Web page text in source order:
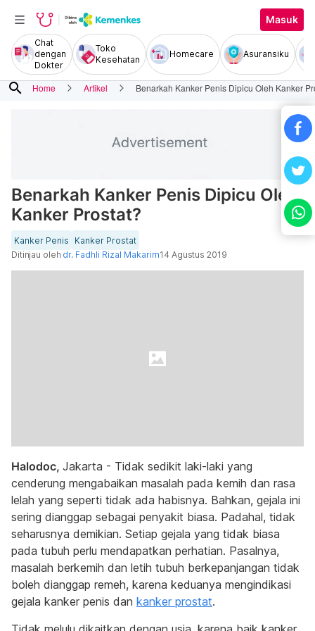
Masuk
Chat
dengan
Dokter
Toko
Kesehatan
Homecare Asuransiku
search Home Artikel Benarkah Kanker Penis Dipicu Oleh Kanker
Benarkah Kanker Penis Dipicu Oleh
Kanker Prostat?
Kanker Penis
Kanker Prostat
Ditinjau oleh dr. Fadhli Rizal Makarim14 Agustus 2019
Halodoc, Jakarta - Tidak sedikit laki-laki yang
cenderung mengabaikan masalah pada kemih dan rasa
lelah yang seperti tidak ada habisnya. Bahkan, gejala ini
sering dianggap sebagai penyakit biasa. Padahal, tidak
seharusnya demikian. Setiap gejala yang tidak biasa
pada tubuh perlu mendapatkan perhatian. Pasalnya,
masalah berkemih dan letih tubuh berkepanjangan tidak
boleh dianggap remeh, karena keduanya mengindikasi
gejala kanker penis dan kanker prostat.